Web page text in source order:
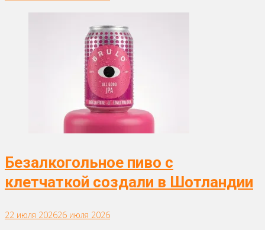
Безалкогольное пиво с
клетчаткой создали в Шотландии
22 июля 202626 июля 2026